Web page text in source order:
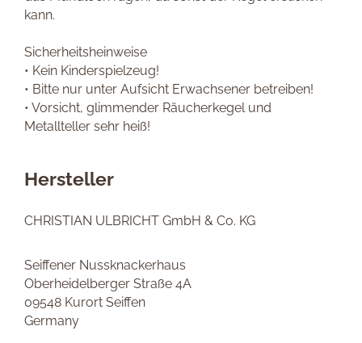
kann.
Sicherheitsheinweise
• Kein Kinderspielzeug!
• Bitte nur unter Aufsicht Erwachsener betreiben!
• Vorsicht, glimmender Räucherkegel und
Metallteller sehr heiß!
Hersteller
CHRISTIAN ULBRICHT GmbH & Co. KG
Seiffener Nussknackerhaus
Oberheidelberger Straße 4A
09548 Kurort Seiffen
Germany